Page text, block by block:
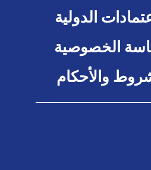
الدولية
الخصوصية
والأحكام